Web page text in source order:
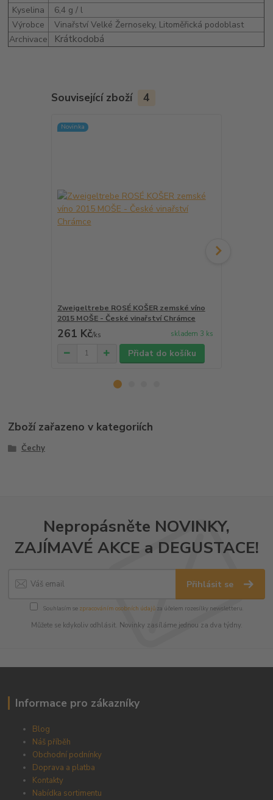
Kyselina
6,4 g / l
Výrobce
Vinařství Velké Žernoseky, Litoměřická podoblast
Archivace
Krátkodobá
Související zboží 4
Novinka
Zweigeltrebe ROSÉ KOŠER zemské víno
2015 MOŠE - České vinařství Chrámce
261 Kč/ks skladem 3 ks
Přidat do košíku
Zboží zařazeno v kategoriích
Čechy
Nepropásněte NOVINKY,
ZAJÍMAVÉ AKCE a DEGUSTACE!
Přihlásit se
Souhlasím se zpracováním osobních údajůza účelem rozesílky newsletteru.
Můžete se kdykoliv odhlásit. Novinky zasíláme jednou za dva týdny.
Informace pro zákazníky
Blog
Náš příběh
Obchodní podnínky
Doprava a platba
Kontakty
Nabídka sortimentu